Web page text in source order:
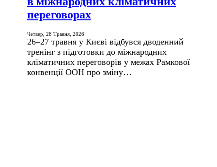
переговорах
Четвер, 28 Травня, 2026
26–27 травня у Києві відбувся дводенний
тренінг з підготовки до міжнародних
кліматичних переговорів у межах Рамкової
конвенції ООН про зміну…